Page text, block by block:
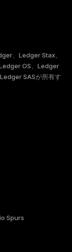
、Ledger Stax、
OS、Ledger
SASが所有す
Spurs